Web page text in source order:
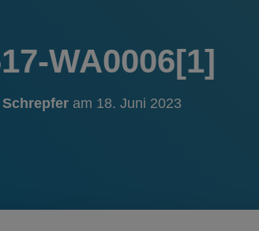
WA0006[1]
am 18. Juni 2023